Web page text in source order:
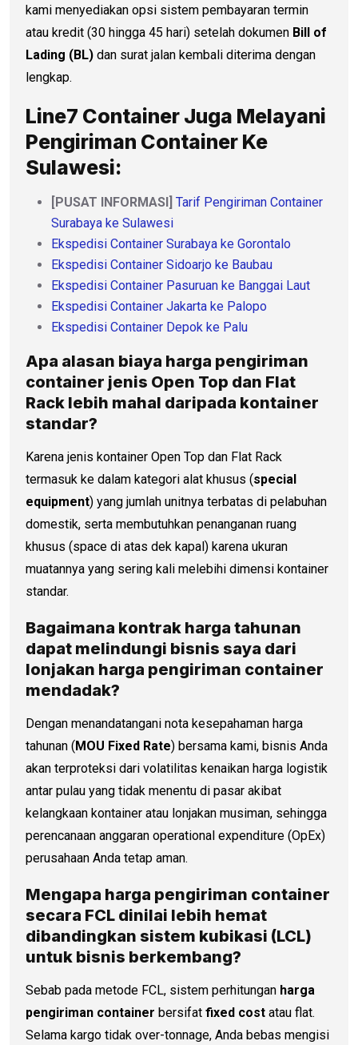
kami menyediakan opsi sistem pembayaran termin
atau kredit (30 hingga 45 hari) setelah dokumen Bill of
Lading (BL) dan surat jalan kembali diterima dengan
lengkap.
Line7 Container Juga Melayani
Pengiriman Container Ke
Sulawesi:
[PUSAT INFORMASI]
Tarif Pengiriman Container
Surabaya ke Sulawesi
Ekspedisi Container Surabaya ke Gorontalo
Ekspedisi Container Sidoarjo ke Baubau
Ekspedisi Container Pasuruan ke Banggai Laut
Ekspedisi Container Jakarta ke Palopo
Ekspedisi Container Depok ke Palu
Apa alasan biaya harga pengiriman
container jenis Open Top dan Flat
Rack lebih mahal daripada kontainer
standar?
Karena jenis kontainer Open Top dan Flat Rack
termasuk ke dalam kategori alat khusus (special
equipment) yang jumlah unitnya terbatas di pelabuhan
domestik, serta membutuhkan penanganan ruang
khusus (space di atas dek kapal) karena ukuran
muatannya yang sering kali melebihi dimensi kontainer
standar.
Bagaimana kontrak harga tahunan
dapat melindungi bisnis saya dari
lonjakan harga pengiriman container
mendadak?
Dengan menandatangani nota kesepahaman harga
tahunan ( MOU Fixed Rate) bersama kami, bisnis Anda
akan terproteksi dari volatilitas kenaikan harga logistik
antar pulau yang tidak menentu di pasar akibat
kelangkaan kontainer atau lonjakan musiman, sehingga
perencanaan anggaran operational expenditure (OpEx)
perusahaan Anda tetap aman.
Mengapa harga pengiriman container
secara FCL dinilai lebih hemat
dibandingkan sistem kubikasi (LCL)
untuk bisnis berkembang?
Sebab pada metode FCL, sistem perhitungan harga
pengiriman container bersifat fixed cost atau flat.
Selama kargo tidak over-tonnage, Anda bebas mengisi